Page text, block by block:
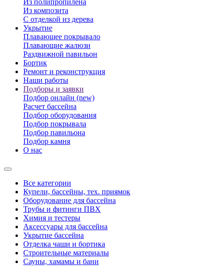
Из полипропилена
Из композита
С отделкой из дерева
Укрытие
Плавающее покрывало
Плавающие жалюзи
Раздвижной павильон
Бортик
Ремонт и реконструкция
Наши работы
Подборы и заявки
Подбор онлайн (new)
Расчет бассейна
Подбор оборудования
Подбор покрывала
Подбор павильона
Подбор камня
О нас
Все категории
Купели, бассейны, тех. приямок
Оборудование для бассейна
Трубы и фитинги ПВХ
Химия и тестеры
Аксессуары для бассейна
Укрытие бассейна
Отделка чаши и бортика
Строительные материалы
Сауны, хамамы и бани